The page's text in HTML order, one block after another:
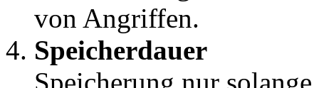
von Angriffen.
Speicherdauer